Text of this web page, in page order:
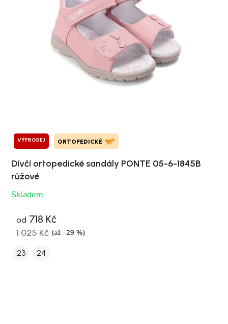
VÝPRODEJ ORTOPEDICKÉ
Dívčí ortopedické sandály PONTE 05-6-1845B
růžové
Skladem
od 718 Kč
1 025 Kč (až –29 %)
23 24